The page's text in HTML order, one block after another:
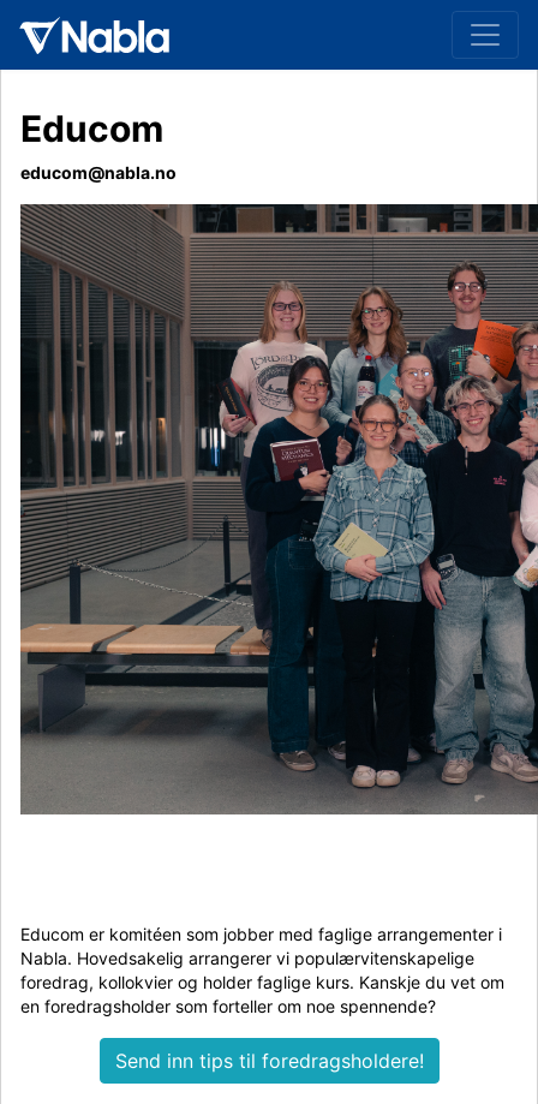
Educom
educom@nabla.no
Educom er komitéen som jobber med faglige arrangementer i
Nabla. Hovedsakelig arrangerer vi populærvitenskapelige
foredrag, kollokvier og holder faglige kurs. Kanskje du vet om
en foredragsholder som forteller om noe spennende?
Send inn tips til foredragsholdere!